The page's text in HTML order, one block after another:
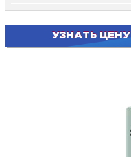
УЗНАТЬ ЦЕНУ